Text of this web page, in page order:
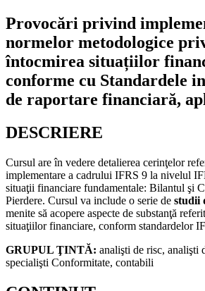
Provocări privind
normelor metodologice
întocmirea situațiilor
conforme cu Standardele
de raportare financiară,
DESCRIERE
Cursul are în vedere detalierea cerinţelor
implementare a cadrului IFRS 9 la nivelul
situaţii financiare fundamentale: Bilantul şi
Pierdere. Cursul va include o serie de studii
menite să acopere aspecte de substanţă
situaţiilor financiare, conform standardelor
GRUPUL ŢINTĂ: analişti de risc, analişti
specialişti Conformitate, contabili